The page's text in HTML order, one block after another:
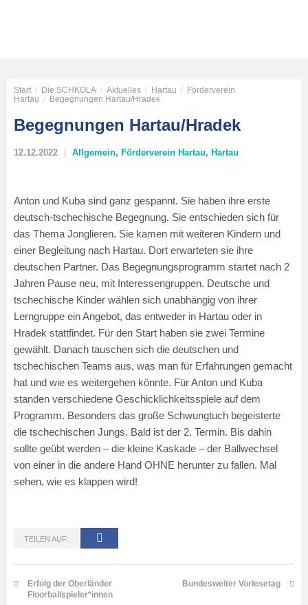
Start / Die SCHKOLA / Aktuelles / Hartau / Förderverein
Hartau / Begegnungen Hartau/Hradek
Begegnungen Hartau/Hradek
12.12.2022 Allgemein, Förderverein Hartau, Hartau
Anton und Kuba sind ganz gespannt. Sie haben ihre erste
deutsch-tschechische Begegnung. Sie entschieden sich für
das Thema Jonglieren. Sie kamen mit weiteren Kindern und
einer Begleitung nach Hartau. Dort erwarteten sie ihre
deutschen Partner. Das Begegnungsprogramm startet nach 2
Jahren Pause neu, mit Interessengruppen. Deutsche und
tschechische Kinder wählen sich unabhängig von ihrer
Lerngruppe ein Angebot, das entweder in Hartau oder in
Hradek stattfindet. Für den Start haben sie zwei Termine
gewählt. Danach tauschen sich die deutschen und
tschechischen Teams aus, was man für Erfahrungen gemacht
hat und wie es weitergehen könnte. Für Anton und Kuba
standen verschiedene Geschicklichkeitsspiele auf dem
Programm. Besonders das große Schwungtuch begeisterte
die tschechischen Jungs. Bald ist der 2. Termin. Bis dahin
sollte geübt werden – die kleine Kaskade – der Ballwechsel
von einer in die andere Hand OHNE herunter zu fallen. Mal
sehen, wie es klappen wird!
TEILEN AUF:
Erfolg der Oberländer
Floorballspieler*innen
Bundesweiter Vorlesetag